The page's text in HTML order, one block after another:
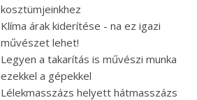
kosztümjeinkhez
Klíma árak kiderítése - na ez igazi
művészet lehet!
Legyen a takarítás is művészi munka
ezekkel a gépekkel
Lélekmasszázs helyett hátmasszázs